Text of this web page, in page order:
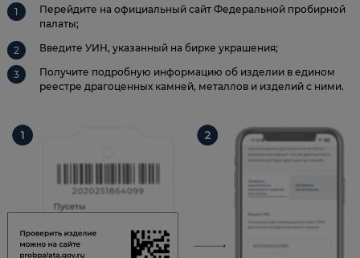
Перейдите на официальный сайт Федеральной пробирной
палаты;
Введите УИН, указанный на бирке украшения;
Получите подробную информацию об изделии в едином
реестре драгоценных камней, металлов и изделий с ними.